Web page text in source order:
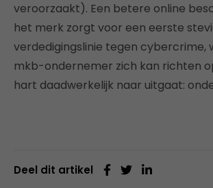
veroorzaakt). Een betere online
het merk zorgt voor een eerste
verdedigingslinie tegen cybercrime,
mkb-ondernemer zich kan richten
hart daadwerkelijk naar uitgaat:
Deel dit artikel